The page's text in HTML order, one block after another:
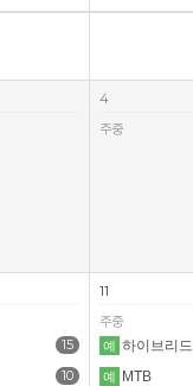
4
주중
15
10
11
주중
예 하이브리드
예
MTB